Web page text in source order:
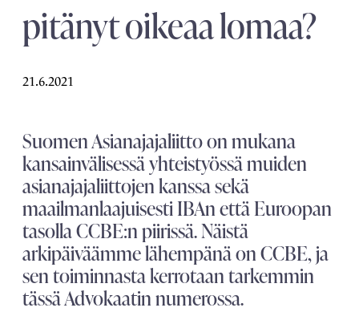
pitänyt oikeaa lomaa?
21.6.2021
Suomen Asianajajaliitto on mukana
kansainvälisessä yhteistyössä muiden
asianajajaliittojen kanssa sekä
maailmanlaajuisesti IBAn että Euroopan
tasolla CCBE:n piirissä. Näistä
arkipäiväämme lähempänä on CCBE, ja
sen toiminnasta kerrotaan tarkemmin
tässä Advokaatin numerossa.